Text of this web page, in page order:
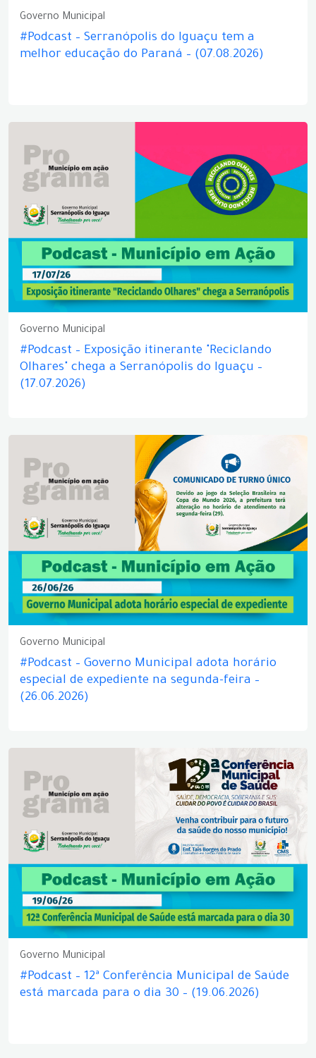
Governo Municipal
#Podcast – Serranópolis do Iguaçu tem a
melhor educação do Paraná – (07.08.2026)
Governo Municipal
#Podcast – Exposição itinerante "Reciclando
Olhares" chega a Serranópolis do Iguaçu –
(17.07.2026)
Governo Municipal
#Podcast – Governo Municipal adota horário
especial de expediente na segunda-feira –
(26.06.2026)
Governo Municipal
#Podcast – 12ª Conferência Municipal de Saúde
está marcada para o dia 30 – (19.06.2026)